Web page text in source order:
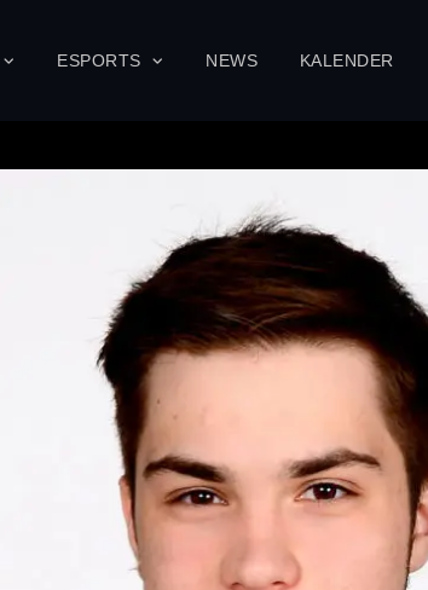
ESPORTS NEWS KALENDER